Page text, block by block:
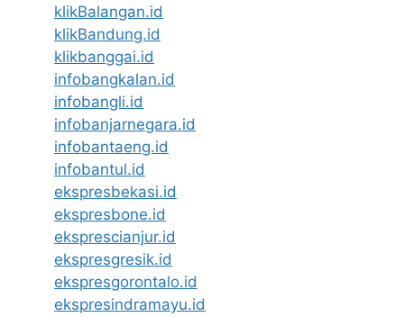
klikBalangan.id
klikBandung.id
klikbanggai.id
infobangkalan.id
infobangli.id
infobanjarnegara.id
infobantaeng.id
infobantul.id
ekspresbekasi.id
ekspresbone.id
eksprescianjur.id
ekspresgresik.id
ekspresgorontalo.id
ekspresindramayu.id